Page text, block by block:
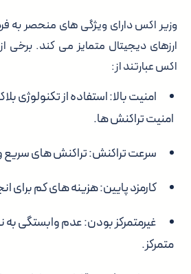
وزیر اکس دارای ویژگی های منحصر به
ارزهای دیجیتال متمایز می کند. برخی
اکس عبارتند از:
امنیت بالا:استفاده از تکنولوژی
امنیت تراکنش ها.
سرعت تراکنش:تراکنش های سریع
کارمزد پایین:هزینه های کم برای
غیرمتمرکز بودن:عدم وابستگی به
متمرکز.